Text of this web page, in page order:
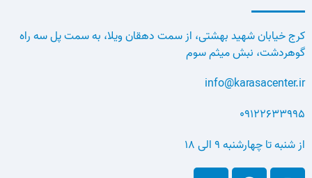
کرج خیابان شهید بهشتی، از سمت دهقان ویلا، به سمت پل سه راه
گوهردشت، نبش میثم سوم
info@karasacenter.ir
09122633995
از شنبه تا چهارشنبه 9 الی 18